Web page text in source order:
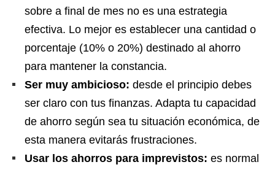
sobre a final de mes no es una estrategia
efectiva. Lo mejor es establecer una cantidad o
porcentaje (10% o 20%) destinado al ahorro
para mantener la constancia.
Ser muy ambicioso: desde el principio debes
ser claro con tus finanzas. Adapta tu capacidad
de ahorro según sea tu situación económica, de
esta manera evitarás frustraciones.
Usar los ahorros para imprevistos: es normal